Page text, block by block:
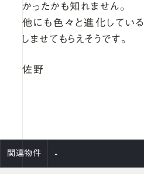
かったかも知れません。
他にも色々と進化してい
しませてもらえそうです。
佐野
関連物件 -